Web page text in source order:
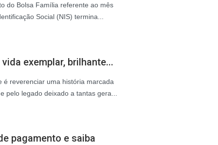
do Bolsa Família referente ao mês
Social (NIS) termina...
exemplar, brilhante...
é reverenciar uma história marcada
pelo legado deixado a tantas gera...
pagamento e saiba